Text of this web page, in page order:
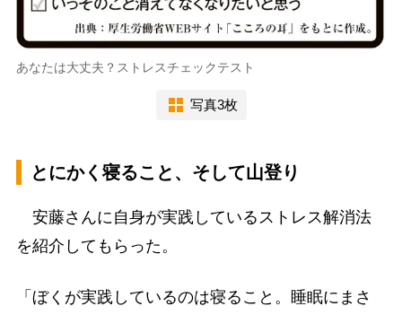
あなたは大丈夫？ストレスチェックテスト
写真3枚
とにかく寝ること、そして山登り
安藤さんに自身が実践しているストレス解消法
を紹介してもらった。
「ぼくが実践しているのは寝ること。睡眠にまさ